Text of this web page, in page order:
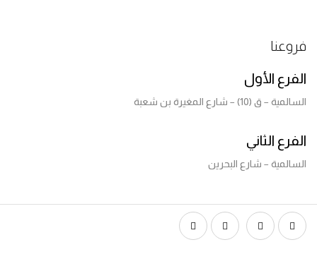
الأول
ق (10) – شارع المغيرة بن شعبة
الثاني
– شارع البحرين